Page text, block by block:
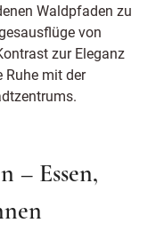
Waldpfaden zu
von
zur Eleganz
Ruhe mit der
– Essen,